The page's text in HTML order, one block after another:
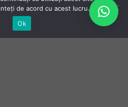
de acord cu acest lucru.
Ok